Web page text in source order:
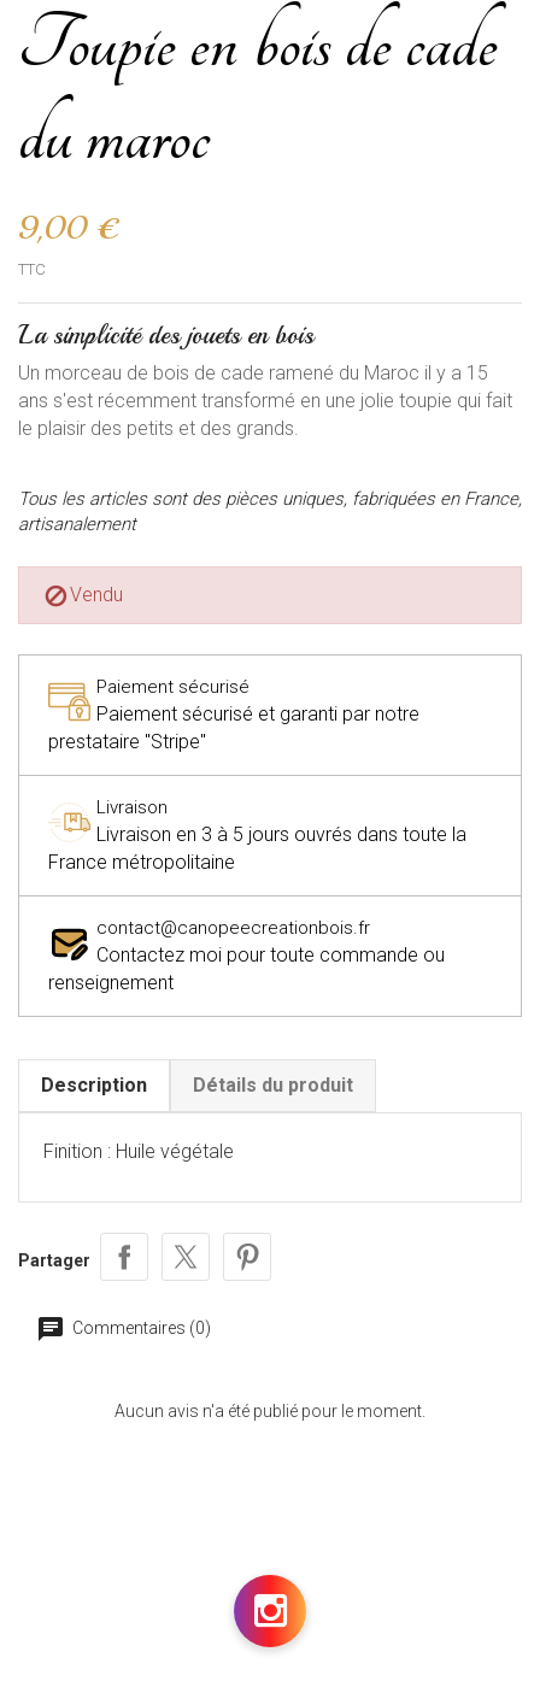
Toupie en bois de cade
du maroc
9,00 €
TTC
La simplicité des jouets en bois
Un morceau de bois de cade ramené du Maroc il y a 15
ans s'est récemment transformé en une jolie toupie qui fait
le plaisir des petits et des grands.
Tous les articles sont des pièces uniques, fabriquées en France,
artisanalement
Vendu
Paiement sécurisé
Paiement sécurisé et garanti par notre
prestataire "Stripe"
Livraison
Livraison en 3 à 5 jours ouvrés dans toute la
France métropolitaine
contact@canopeecreationbois.fr
Contactez moi pour toute commande ou
renseignement
Description Détails du produit
Finition : Huile végétale
Partager
Commentaires (0)
Aucun avis n'a été publié pour le moment.